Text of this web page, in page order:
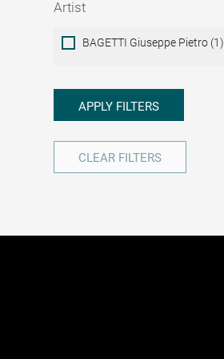
Artist
ArtistBAGETTI Giuseppe Pietro (1)
APPLY FILTERS
CLEAR FILTERS